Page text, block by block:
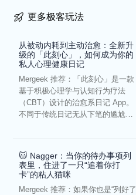
更多极客玩法
从被动内耗到主动治愈：全新升
级的「此刻心」，如何成为你的
私人心理健康日记
Mergeek 推荐：「此刻心」是一款
基于积极心理学与认知行为疗法
（CBT）设计的治愈系日记 App。
不同于传统日记无从下笔的尴尬，
🐱 Nagger：当你的待办事项列
表里，住进了一只“追着你打
卡”的粘人猫咪
Mergeek 推荐：如果你也是“列好了